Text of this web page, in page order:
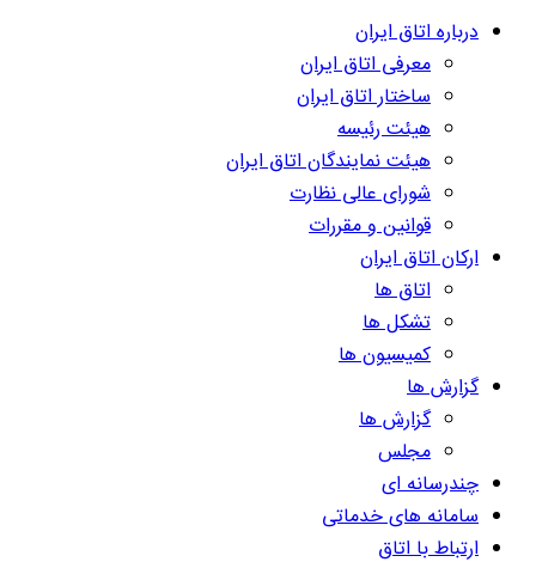
درباره اتاق ایران
معرفی اتاق ایران
ساختار اتاق ایران
هیئت رئیسه
هیئت نمایندگان اتاق ایران
شورای عالی نظارت
قوانین و مقررات
ارکان اتاق ایران
اتاق ها
تشکل ها
کمیسیون ها
گزارش ها
گزارش ها
مجلس
چندرسانه ای
سامانه های خدماتی
ارتباط با اتاق